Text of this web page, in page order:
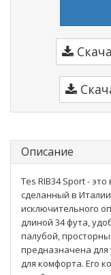
Описание
Tes RIB34 Sport -
сделанный в
исключительного
длиной 34 фута,
палубой,
предназначена
для комфорта. Его